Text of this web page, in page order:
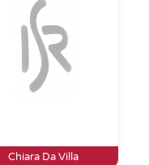
Chiara Da Villa